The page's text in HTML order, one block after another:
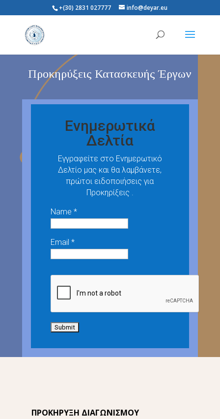
+(30) 2831 027777 info@deyar.eu
Προκηρύξεις Κατασκευής Έργων
Ενημερωτικά
Δελτία
Εγγραφείτε στο Ενημερωτικό
Δελτίο μας και θα λαμβάνετε,
πρώτοι ειδοποιήσεις για
Προκηρίξεις .
Name *
Email *
ΠΡΟΚΗΡΥΞΗ ΔΙΑΓΩΝΙΣΜΟΥ